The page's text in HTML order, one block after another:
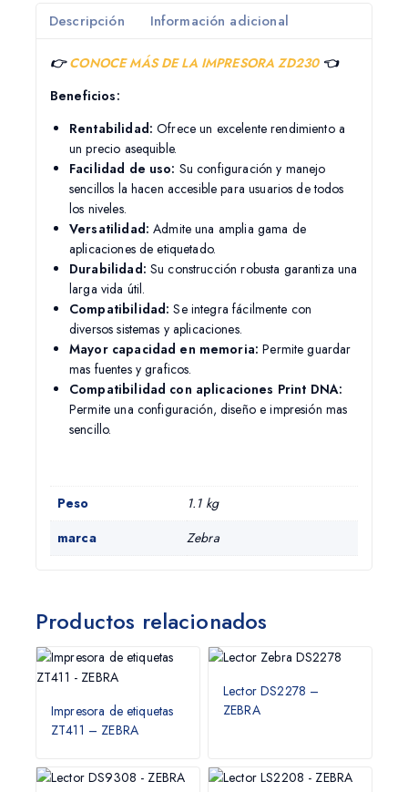
Descripción Información adicional
👉CONOCE MÁS DE LA IMPRESORA ZD230 👈
Beneficios:
Rentabilidad: Ofrece un excelente rendimiento a
un precio asequible.
Facilidad de uso: Su configuración y manejo
sencillos la hacen accesible para usuarios de todos
los niveles.
Versatilidad: Admite una amplia gama de
aplicaciones de etiquetado.
Durabilidad: Su construcción robusta garantiza una
larga vida útil.
Compatibilidad: Se integra fácilmente con
diversos sistemas y aplicaciones.
Mayor capacidad en memoria: Permite guardar
mas fuentes y graficos.
Compatibilidad con aplicaciones Print DNA:
Permite una configuración, diseño e impresión mas
sencillo.
Peso
1.1 kg
marca
Zebra
Productos relacionados
Impresora de etiquetas
ZT411 – ZEBRA
Lector DS2278 –
ZEBRA